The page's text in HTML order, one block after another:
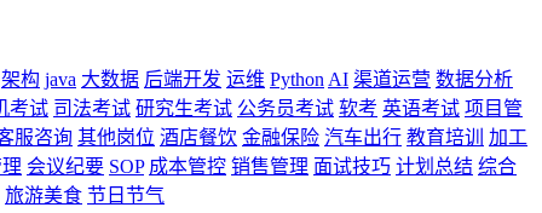
架构 java 大数据 后端开发 运维 Python AI 渠道运营 数据分析
考试 司法考试 研究生考试 公务员考试 软考 英语考试 项目管
服咨询 其他岗位 酒店餐饮 金融保险 汽车出行 教育培训
加工
会议纪要 SOP 成本管控 销售管理 面试技巧 计划总结 综合
旅游美食 节日节气